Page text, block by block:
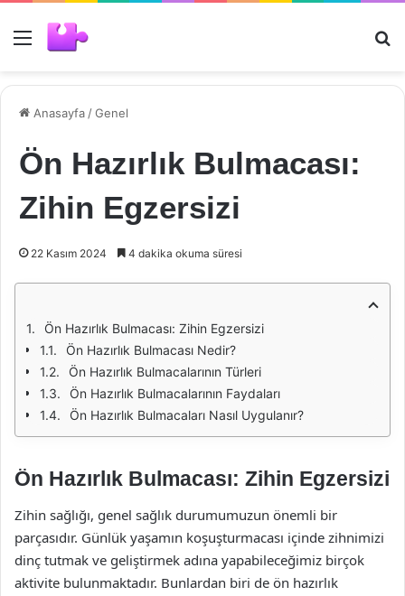
Menü
Anasayfa /Genel
Ön Hazırlık Bulmacası:
Zihin Egzersizi
22 Kasım 2024 4 dakika okuma süresi
Ön Hazırlık Bulmacası: Zihin Egzersizi
Ön Hazırlık Bulmacası Nedir?
Ön Hazırlık Bulmacalarının Türleri
Ön Hazırlık Bulmacalarının Faydaları
Ön Hazırlık Bulmacaları Nasıl Uygulanır?
Ön Hazırlık Bulmacası: Zihin Egzersizi
Zihin sağlığı, genel sağlık durumumuzun önemli bir
parçasıdır. Günlük yaşamın koşuşturmacası içinde zihnimizi
dinç tutmak ve geliştirmek adına yapabileceğimiz birçok
aktivite bulunmaktadır. Bunlardan biri de ön hazırlık